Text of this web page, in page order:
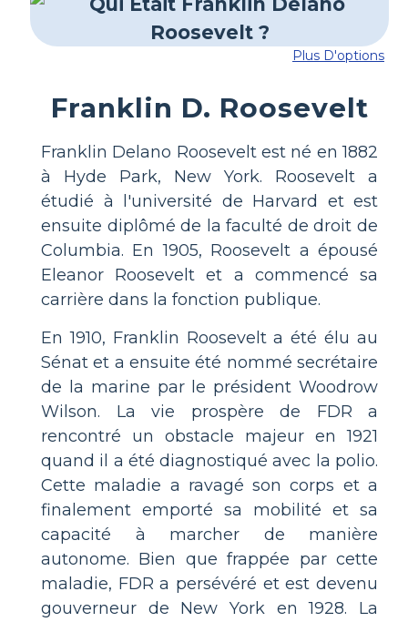
Plus D'options
Franklin D. Roosevelt
Franklin Delano Roosevelt est né en 1882
à Hyde Park, New York. Roosevelt a
étudié à l'université de Harvard et est
ensuite diplômé de la faculté de droit de
Columbia. En 1905, Roosevelt a épousé
Eleanor Roosevelt et a commencé sa
carrière dans la fonction publique.
En 1910, Franklin Roosevelt a été élu au
Sénat et a ensuite été nommé secrétaire
de la marine par le président Woodrow
Wilson. La vie prospère de FDR a
rencontré un obstacle majeur en 1921
quand il a été diagnostiqué avec la polio.
Cette maladie a ravagé son corps et a
finalement emporté sa mobilité et sa
capacité à marcher de manière
autonome. Bien que frappée par cette
maladie, FDR a persévéré et est devenu
gouverneur de New York en 1928. La